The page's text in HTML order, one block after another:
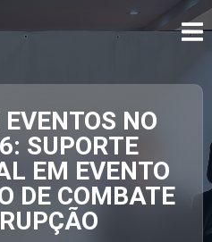
NO
SUPORTE
EM EVENTO
DE COMBATE